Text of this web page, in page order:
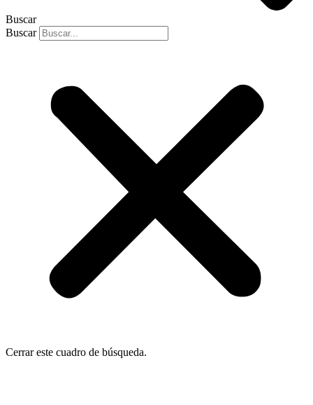
Buscar
Buscar
Cerrar este cuadro de búsqueda.